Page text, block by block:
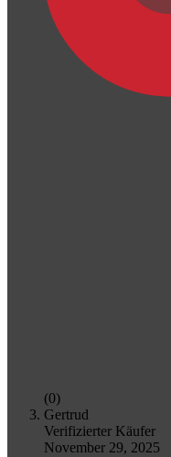
(0)
Gertrud
Verifizierter Käufer
November 29, 2025